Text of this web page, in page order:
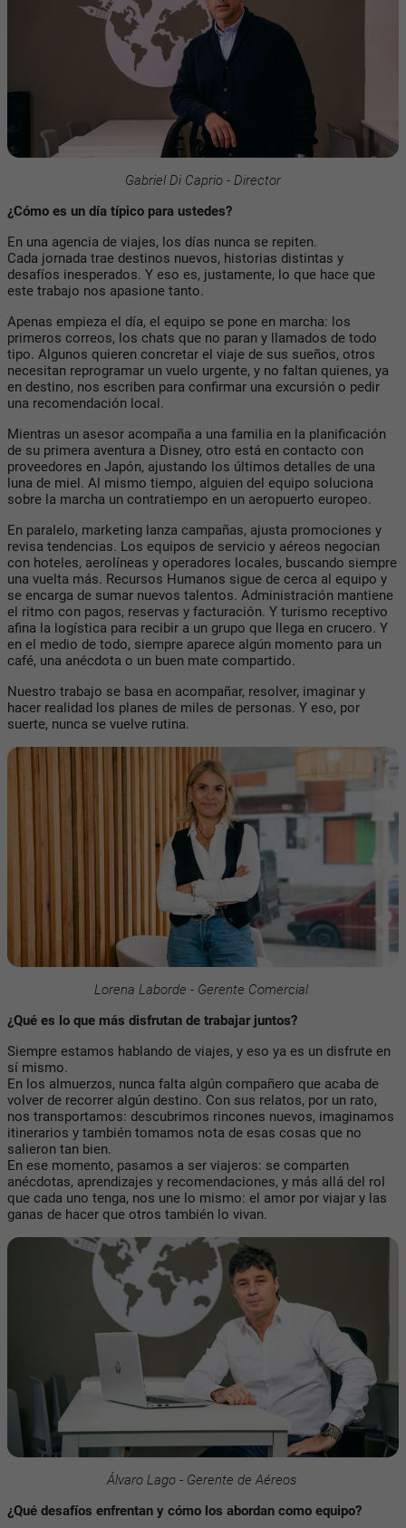
Gabriel Di Caprio - Director
¿Cómo es un día típico para ustedes?
En una agencia de viajes, los días nunca se repiten.
Cada jornada trae destinos nuevos, historias distintas y
desafíos inesperados. Y eso es, justamente, lo que hace que
este trabajo nos apasione tanto.
Apenas empieza el día, el equipo se pone en marcha: los
primeros correos, los chats que no paran y llamados de todo
tipo. Algunos quieren concretar el viaje de sus sueños, otros
necesitan reprogramar un vuelo urgente, y no faltan quienes, ya
en destino, nos escriben para confirmar una excursión o pedir
una recomendación local.
Mientras un asesor acompaña a una familia en la planificación
de su primera aventura a Disney, otro está en contacto con
proveedores en Japón, ajustando los últimos detalles de una
luna de miel. Al mismo tiempo, alguien del equipo soluciona
sobre la marcha un contratiempo en un aeropuerto europeo.
En paralelo, marketing lanza campañas, ajusta promociones y
revisa tendencias. Los equipos de servicio y aéreos negocian
con hoteles, aerolíneas y operadores locales, buscando siempre
una vuelta más. Recursos Humanos sigue de cerca al equipo y
se encarga de sumar nuevos talentos. Administración mantiene
el ritmo con pagos, reservas y facturación. Y turismo receptivo
afina la logística para recibir a un grupo que llega en crucero. Y
en el medio de todo, siempre aparece algún momento para un
café, una anécdota o un buen mate compartido.
Nuestro trabajo se basa en acompañar, resolver, imaginar y
hacer realidad los planes de miles de personas. Y eso, por
suerte, nunca se vuelve rutina.
Lorena Laborde - Gerente Comercial
¿Qué es lo que más disfrutan de trabajar juntos?
Siempre estamos hablando de viajes, y eso ya es un disfrute en
sí mismo.
En los almuerzos, nunca falta algún compañero que acaba de
volver de recorrer algún destino. Con sus relatos, por un rato,
nos transportamos: descubrimos rincones nuevos, imaginamos
itinerarios y también tomamos nota de esas cosas que no
salieron tan bien.
En ese momento, pasamos a ser viajeros: se comparten
anécdotas, aprendizajes y recomendaciones, y más allá del rol
que cada uno tenga, nos une lo mismo: el amor por viajar y las
ganas de hacer que otros también lo vivan.
Álvaro Lago - Gerente de Aéreos
¿Qué desafíos enfrentan y cómo los abordan como equipo?